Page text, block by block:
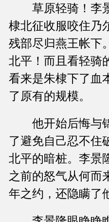
草原轻骑！李景
棣北征收服咬住乃
残部尽归燕王帐下
北平！而且看轻骑
看来是朱棣下了血
了原有的规模。
他开始后悔与锦
了避免自己忍不住
北平的暗桩。李景
之前的怒气从何而
年之约，还隐瞒了